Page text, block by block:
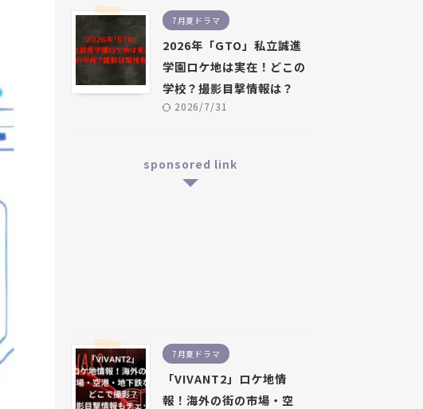
7月夏ドラマ
2026年「GTO」私立誠進
学園ロケ地は実在！どこの
学校？撮影目撃情報は？
2026/7/31
sponsored link
7月夏ドラマ
「VIVANT2」ロケ地情
報！海外の街の市場・空